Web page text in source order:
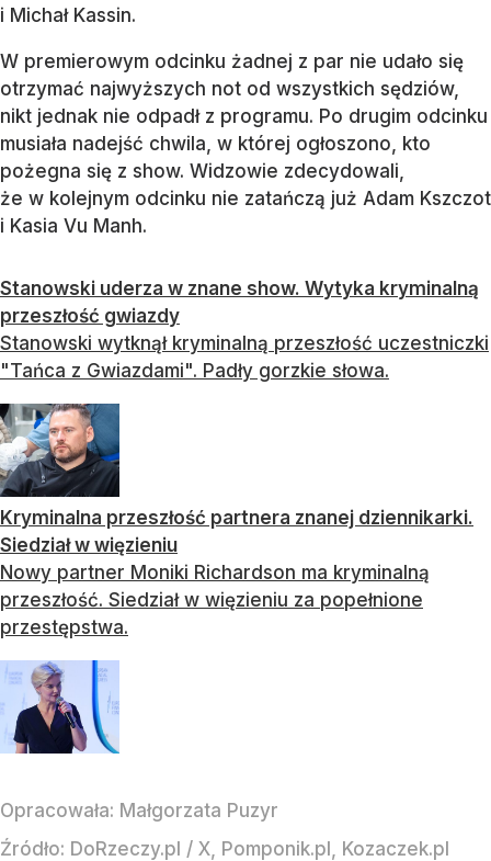
i Michał Kassin.
W premierowym odcinku żadnej z par nie udało się
otrzymać najwyższych not od wszystkich sędziów,
nikt jednak nie odpadł z programu. Po drugim odcinku
musiała nadejść chwila, w której ogłoszono, kto
pożegna się z show. Widzowie zdecydowali,
że w kolejnym odcinku nie zatańczą już Adam Kszczot
i Kasia Vu Manh.
Stanowski uderza w znane show. Wytyka kryminalną
przeszłość gwiazdy
Stanowski wytknął kryminalną przeszłość uczestniczki
"Tańca z Gwiazdami". Padły gorzkie słowa.
Kryminalna przeszłość partnera znanej dziennikarki.
Siedział w więzieniu
Nowy partner Moniki Richardson ma kryminalną
przeszłość. Siedział w więzieniu za popełnione
przestępstwa.
Opracowała: Małgorzata Puzyr
Źródło: DoRzeczy.pl / X, Pomponik.pl, Kozaczek.pl